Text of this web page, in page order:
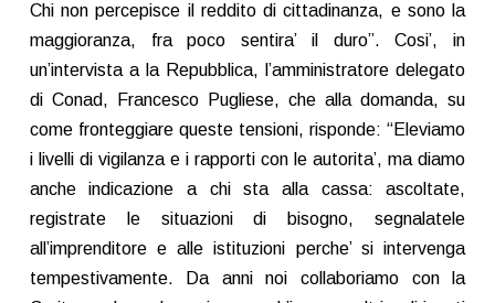
Chi non percepisce il reddito di cittadinanza, e sono la
maggioranza, fra poco sentira’ il duro”. Cosi’, in
un’intervista a la Repubblica, l’amministratore delegato
di Conad, Francesco Pugliese, che alla domanda, su
come fronteggiare queste tensioni, risponde: “Eleviamo
i livelli di vigilanza e i rapporti con le autorita’, ma diamo
anche indicazione a chi sta alla cassa: ascoltate,
registrate le situazioni di bisogno, segnalatele
all’imprenditore e alle istituzioni perche’ si intervenga
tempestivamente. Da anni noi collaboriamo con la